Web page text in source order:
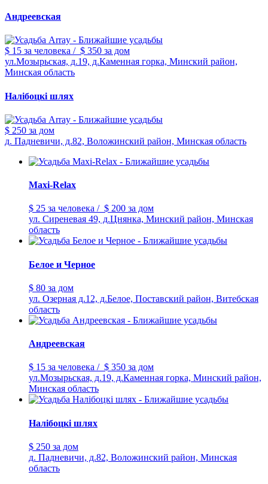
Андреевская
$ 15 за человека / $ 350 за дом
ул.Мозырьская, д.19, д.Каменная горка, Минский район,
Минская область
Налiбоцкi шлях
$ 250 за дом
д. Падневичи, д.82, Воложинский район, Минская область
Maxi-Relax
$ 25 за человека / $ 200 за дом
ул. Сиреневая 49, д.Цнянка, Минский район, Минская
область
Белое и Черное
$ 80 за дом
ул. Озерная д.12, д.Белое, Поставский район, Витебская
область
Андреевская
$ 15 за человека / $ 350 за дом
ул.Мозырьская, д.19, д.Каменная горка, Минский район,
Минская область
Налiбоцкi шлях
$ 250 за дом
д. Падневичи, д.82, Воложинский район, Минская
область